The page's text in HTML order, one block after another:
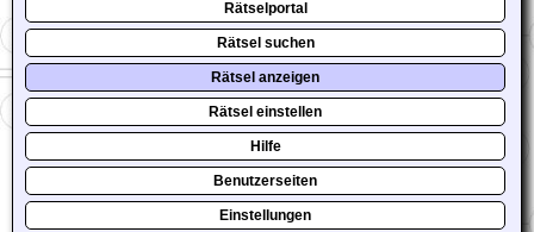
Rätselportal
Rätsel suchen
Rätsel anzeigen
Rätsel einstellen
Hilfe
Benutzerseiten
Einstellungen